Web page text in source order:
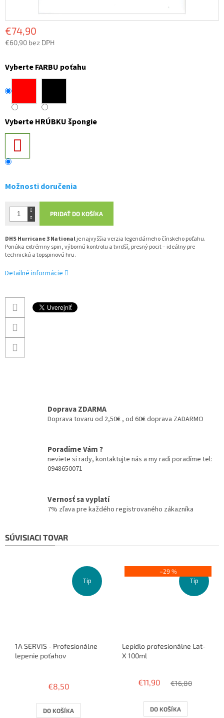
€74,90
€60,90 bez DPH
cena:
Vyberte FARBU poťahu
Vyberte HRÚBKU špongie
Možnosti doručenia
PRIDAŤ DO KOŠÍKA
DHS Hurricane 3 Nationalje najvyššia verzia legendárneho čínskeho poťahu.
Ponúka extrémny spin, výbornú kontrolu a tvrdší, presný pocit – ideálny pre
technickú a topspinovú hru.
Detailné informácie
Doprava ZDARMA
Doprava tovaru od 2,50€ , od 60€ doprava ZADARMO
Poradíme Vám ?
neviete si rady, kontaktujte nás a my radi poradíme tel:
0948650071
Vernosť sa vyplatí
7% zľava pre každého registrovaného zákazníka
SÚVISIACI TOVAR
Tip
1A SERVIS - Profesionálne
lepenie poťahov
produktu
3,8
€8,50
DO KOŠÍKA
Tip
–29 %
Lepidlo profesionálne Lat-
X 100ml
€11,90 €16,80
DO KOŠÍKA